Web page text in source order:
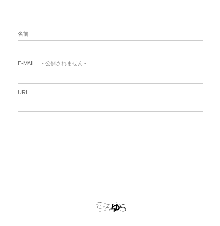
名前
E-MAIL - 公開されません -
URL